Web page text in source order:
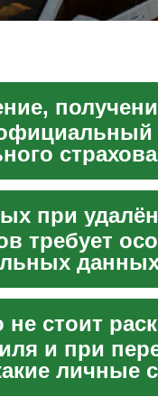
требует
...
и при
личные